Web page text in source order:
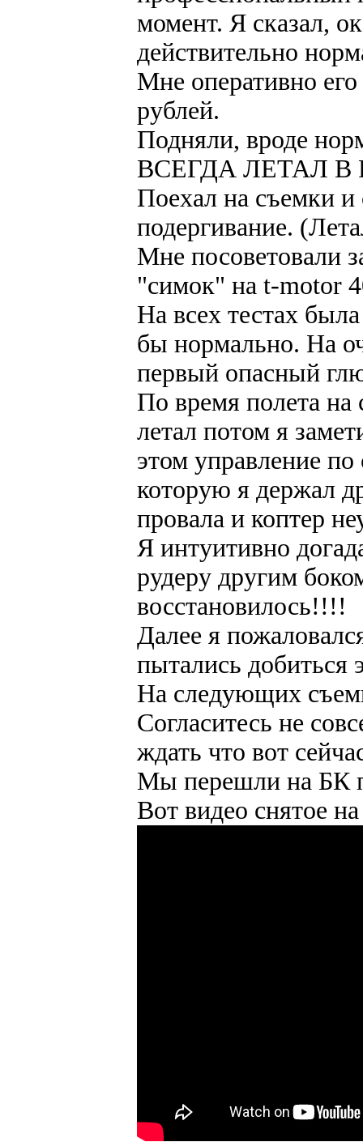
момент. Я сказал,
действительно
Мне оперативно
рублей.
Подняли, вроде
ВСЕГДА ЛЕТАЛ
Поехал на съемки и
подергивание.
Мне посоветовали
"симок" на t-motor
На всех тестах
бы нормально. На
первый опасный
По время полета на
летал потом я
этом управление по
которую я держал
провала и коптер
Я интуитивно
рудеру другим
восстановилось!!!!
Далее я
пытались
На следующих
Согласитесь не
ждать что вот
Мы перешли на БК
Вот видео снятое